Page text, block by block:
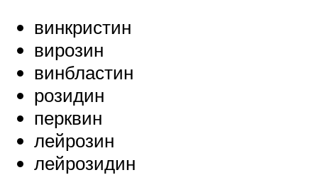
винкристин
вирозин
винбластин
розидин
перквин
лейрозин
лейрозидин